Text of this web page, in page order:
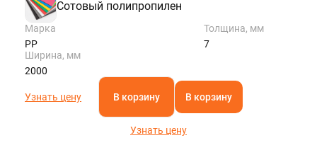
Сотовый полипропилен
Марка
PP
Толщина, мм
7
Ширина, мм
2000
Узнать цену В корзину В корзину
Узнать цену